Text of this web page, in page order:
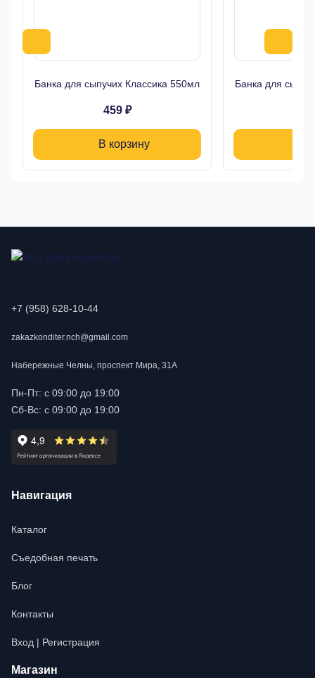
Банка для сыпучих Классика 550мл
459 ₽
В корзину
Банка для
+7 (958) 628-10-44
zakazkonditer.nch@gmail.com
Набережные Челны, проспект Мира, 31А
Пн-Пт: с 09:00 до 19:00
Сб-Вс: с 09:00 до 19:00
Навигация
Каталог
Съедобная печать
Блог
Контакты
Вход | Регистрация
Магазин